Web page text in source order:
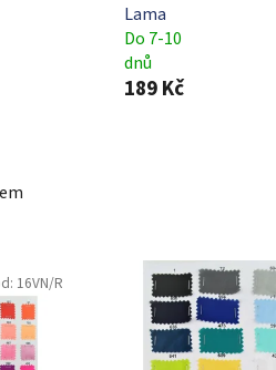
Lama
Do 7-10
dnů
189 Kč
16VN/R